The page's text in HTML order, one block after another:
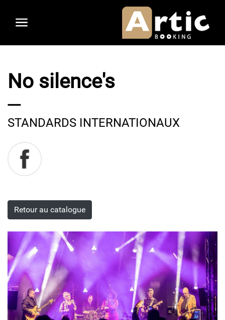
principal
No silence's
----
STANDARDS INTERNATIONAUX
Retour au catalogue